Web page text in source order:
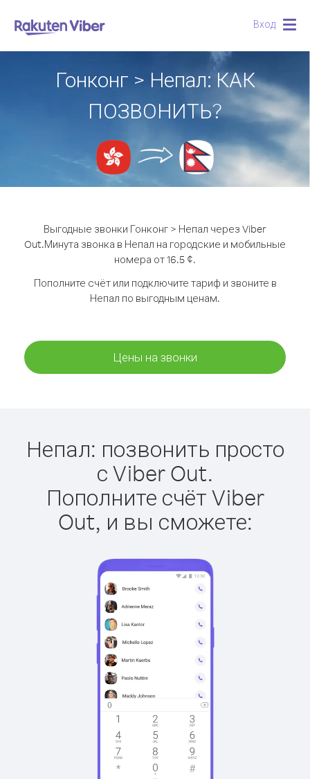
Вход
Гонконг > Непал: КАК
ПОЗВОНИТЬ?
Выгодные звонки Гонконг > Непал через Viber
Out.Минута звонка в Непал на городские и мобильные
номера от 16.5 ¢.
Пополните счёт или подключите тариф и звоните в
Непал по выгодным ценам.
Цены на звонки
Непал: позвонить просто
с Viber Out.
Пополните счёт Viber
Out, и вы сможете: